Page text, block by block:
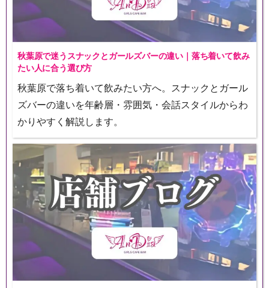
秋葉原で迷うスナックとガールズバーの違い｜落ち着いて飲み
たい人に合う選び方
秋葉原で落ち着いて飲みたい方へ。スナックとガール
ズバーの違いを年齢層・雰囲気・会話スタイルからわ
かりやすく解説します。